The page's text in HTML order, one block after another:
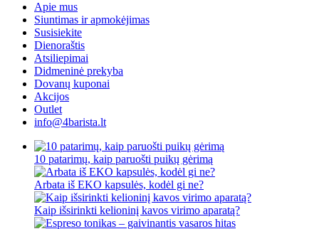
Apie mus
Siuntimas ir apmokėjimas
Susisiekite
Dienoraštis
Atsiliepimai
Didmeninė prekyba
Dovanų kuponai
Akcijos
Outlet
info@4barista.lt
10 patarimų, kaip paruošti puikų gėrimą
Arbata iš EKO kapsulės, kodėl gi ne?
Kaip išsirinkti kelioninį kavos virimo aparatą?